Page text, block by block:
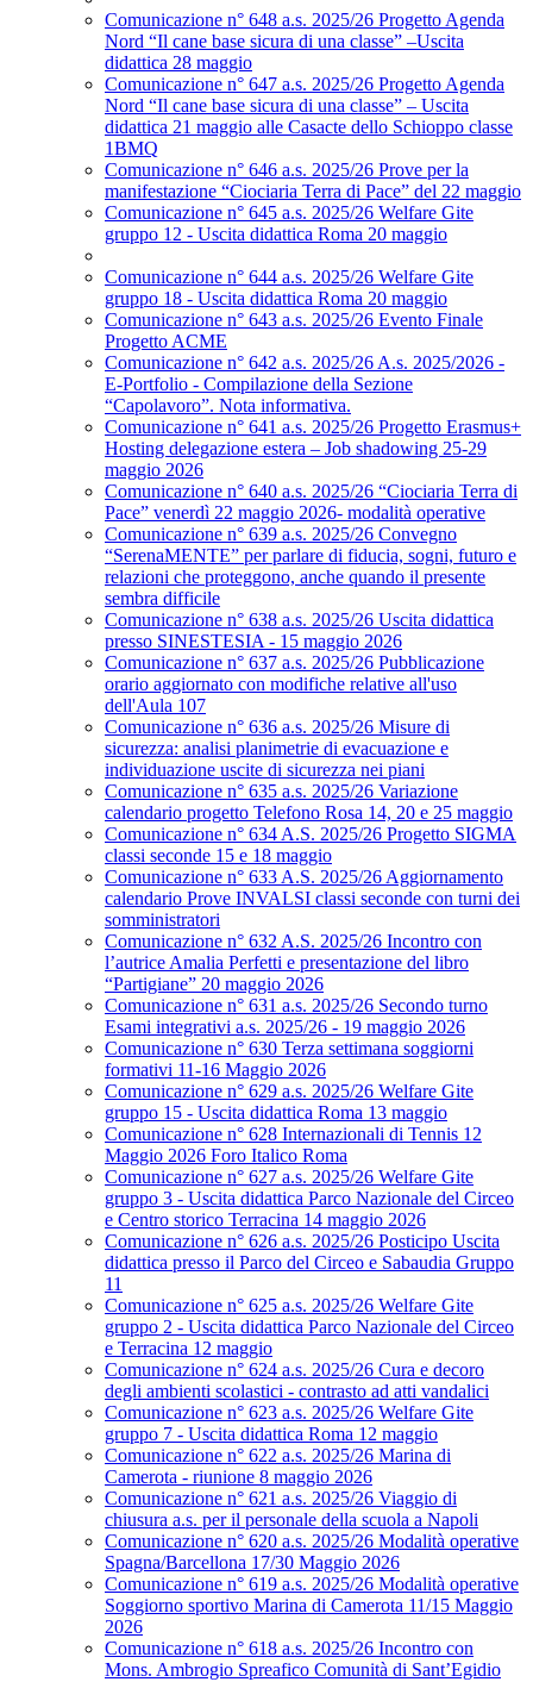
Comunicazione n° 648 a.s. 2025/26 Progetto Agenda
Nord “Il cane base sicura di una classe” –Uscita
didattica 28 maggio
Comunicazione n° 647 a.s. 2025/26 Progetto Agenda
Nord “Il cane base sicura di una classe” – Uscita
didattica 21 maggio alle Casacte dello Schioppo classe
1BMQ
Comunicazione n° 646 a.s. 2025/26 Prove per la
manifestazione “Ciociaria Terra di Pace” del 22 maggio
Comunicazione n° 645 a.s. 2025/26 Welfare Gite
gruppo 12 - Uscita didattica Roma 20 maggio
Comunicazione n° 644 a.s. 2025/26 Welfare Gite
gruppo 18 - Uscita didattica Roma 20 maggio
Comunicazione n° 643 a.s. 2025/26 Evento Finale
Progetto ACME
Comunicazione n° 642 a.s. 2025/26 A.s. 2025/2026 -
E-Portfolio - Compilazione della Sezione
“Capolavoro”. Nota informativa.
Comunicazione n° 641 a.s. 2025/26 Progetto Erasmus+
Hosting delegazione estera – Job shadowing 25-29
maggio 2026
Comunicazione n° 640 a.s. 2025/26 “Ciociaria Terra di
Pace” venerdì 22 maggio 2026- modalità operative
Comunicazione n° 639 a.s. 2025/26 Convegno
“SerenaMENTE” per parlare di fiducia, sogni, futuro e
relazioni che proteggono, anche quando il presente
sembra difficile
Comunicazione n° 638 a.s. 2025/26 Uscita didattica
presso SINESTESIA - 15 maggio 2026
Comunicazione n° 637 a.s. 2025/26 Pubblicazione
orario aggiornato con modifiche relative all'uso
dell'Aula 107
Comunicazione n° 636 a.s. 2025/26 Misure di
sicurezza: analisi planimetrie di evacuazione e
individuazione uscite di sicurezza nei piani
Comunicazione n° 635 a.s. 2025/26 Variazione
calendario progetto Telefono Rosa 14, 20 e 25 maggio
Comunicazione n° 634 A.S. 2025/26 Progetto SIGMA
classi seconde 15 e 18 maggio
Comunicazione n° 633 A.S. 2025/26 Aggiornamento
calendario Prove INVALSI classi seconde con turni dei
somministratori
Comunicazione n° 632 A.S. 2025/26 Incontro con
l’autrice Amalia Perfetti e presentazione del libro
“Partigiane” 20 maggio 2026
Comunicazione n° 631 a.s. 2025/26 Secondo turno
Esami integrativi a.s. 2025/26 - 19 maggio 2026
Comunicazione n° 630 Terza settimana soggiorni
formativi 11-16 Maggio 2026
Comunicazione n° 629 a.s. 2025/26 Welfare Gite
gruppo 15 - Uscita didattica Roma 13 maggio
Comunicazione n° 628 Internazionali di Tennis 12
Maggio 2026 Foro Italico Roma
Comunicazione n° 627 a.s. 2025/26 Welfare Gite
gruppo 3 - Uscita didattica Parco Nazionale del Circeo
e Centro storico Terracina 14 maggio 2026
Comunicazione n° 626 a.s. 2025/26 Posticipo Uscita
didattica presso il Parco del Circeo e Sabaudia Gruppo
11
Comunicazione n° 625 a.s. 2025/26 Welfare Gite
gruppo 2 - Uscita didattica Parco Nazionale del Circeo
e Terracina 12 maggio
Comunicazione n° 624 a.s. 2025/26 Cura e decoro
degli ambienti scolastici - contrasto ad atti vandalici
Comunicazione n° 623 a.s. 2025/26 Welfare Gite
gruppo 7 - Uscita didattica Roma 12 maggio
Comunicazione n° 622 a.s. 2025/26 Marina di
Camerota - riunione 8 maggio 2026
Comunicazione n° 621 a.s. 2025/26 Viaggio di
chiusura a.s. per il personale della scuola a Napoli
Comunicazione n° 620 a.s. 2025/26 Modalità operative
Spagna/Barcellona 17/30 Maggio 2026
Comunicazione n° 619 a.s. 2025/26 Modalità operative
Soggiorno sportivo Marina di Camerota 11/15 Maggio
2026
Comunicazione n° 618 a.s. 2025/26 Incontro con
Mons. Ambrogio Spreafico Comunità di Sant’Egidio